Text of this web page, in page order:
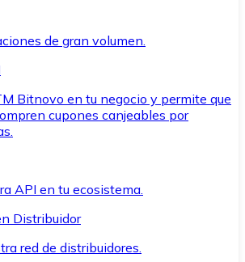
de gran volumen.
Bitnovo en tu negocio y permite que
cupones canjeables por
API en tu ecosistema.
Distribuidor
red de distribuidores.